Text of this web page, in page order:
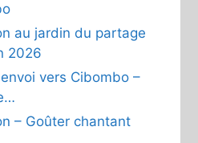
au jardin du partage
2026
vers Cibombo –
– Goûter chantant